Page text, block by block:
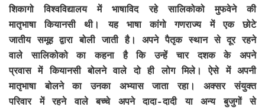
शिकागो विश्वविद्यालय में भाषाविद रहे सालिकोको मुफवेने की
मातृभाषा कियानसी थी। यह भाषा कांगो गणराज्य में एक छोटे
जातीय समूह द्वारा बोली जाती है। अपने पैतृक स्थान से दूर रहने
वाले सालिकोको का कहना है कि उन्हें चार दशक के अपने
प्रवास में कियानसी बोलने वाले दो ही लोग मिले। ऐसे में अपनी
मातृभाषा बोलने का उनका अभ्यास जाता रहा। अक्सर संयुक्त
परिवार में रहने वाले बच्चे अपने दादा-दादी या अन्य बुजुगों से